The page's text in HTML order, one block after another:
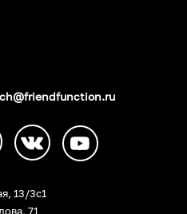
13/3c1
71